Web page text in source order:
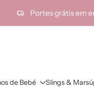
Portes grátis em
de Bebé Slings &